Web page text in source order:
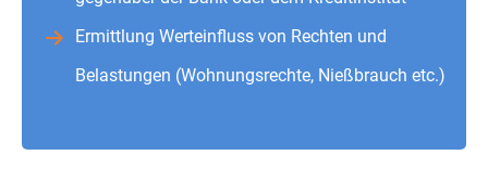
Ermittlung Werteinfluss von Rechten und
Belastungen (Wohnungsrechte, Nießbrauch etc.)